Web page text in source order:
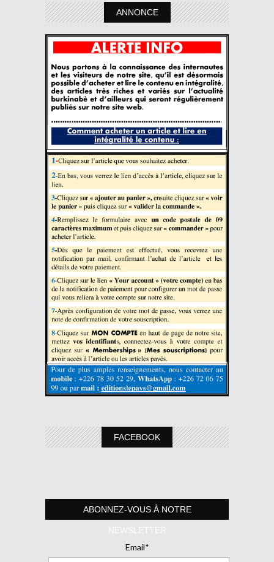
ANNONCE
FACEBOOK
ABONNEZ-VOUS À NOTRE
NEWSLETTER
Email*